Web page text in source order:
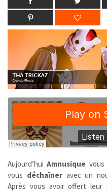
Aujourd’huiAmnusique
vous déchaîneravec un
Après vous avoir offert leur